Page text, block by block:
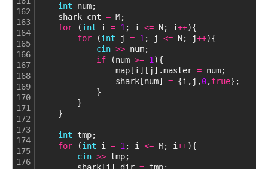
162
163
164
165
166
167
168
169
170
171
172
173
174
175
176
int num;
shark_cnt = M;
for (int i = 1 ; i <= N; i++){
for (int j = 1 ; j <= N; j++){
cin >> num;
if (num >= 1 ){
map[i][j].master = num;
shark[num] = {i,j,0,true};
}
}
}
int tmp;
for (int i = 1 ; i <= M; i++){
cin >> tmp;